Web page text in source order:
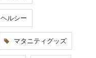
ヘルシー
マタニティグッズ